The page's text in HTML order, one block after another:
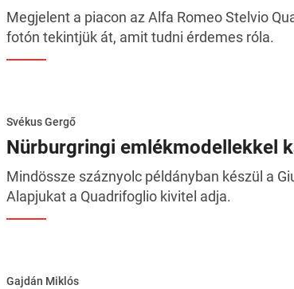
Megjelent a piacon az Alfa Romeo Stelvio
fotón tekintjük át, amit tudni érdemes róla.
Svékus Gergő
Nürburgringi emlékmodellekkel
Mindössze száznyolc példányban készül a
Alapjukat a Quadrifoglio kivitel adja.
Gajdán Miklós